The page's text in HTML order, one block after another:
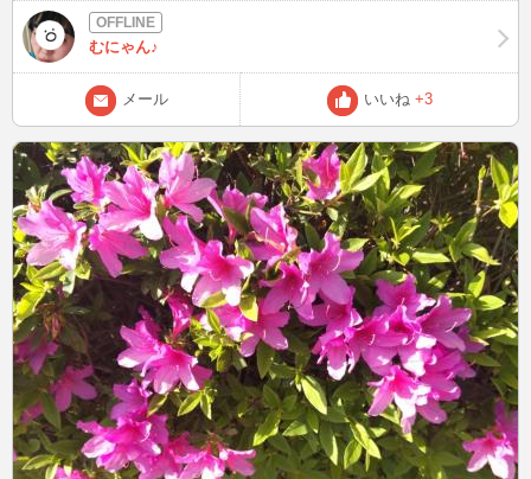
供公園連れて行ったら小学生男子なので行動範囲広過ぎ😵で追い付け
ませんでした😅 だけど、たくさんのお花咲いていて 癒されもしまし
たよ😁 学校が始まっているので、家事とか一段落して、お昼頃から
現れようかと思います。見かけたらお話して下さると嬉しいです
むにゃん♪
メール いいね +3